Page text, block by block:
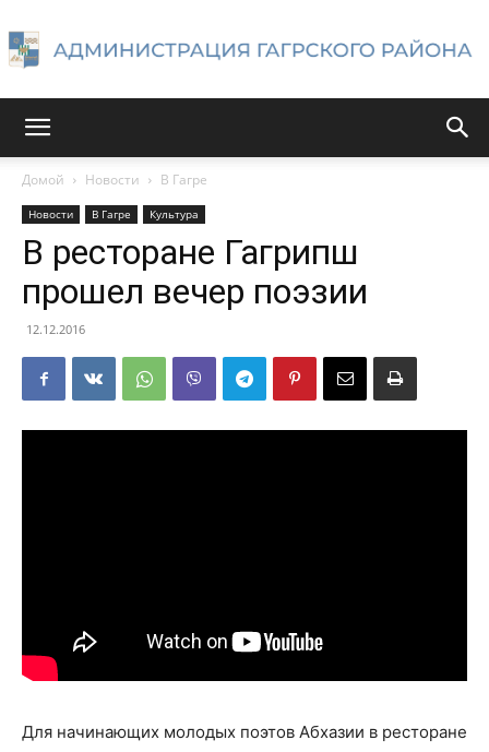
Домой Новости В Гагре
Новости В Гагре Культура
В ресторане Гагрипш
прошел вечер поэзии
12.12.2016
Для начинающих молодых поэтов Абхазии в ресторане